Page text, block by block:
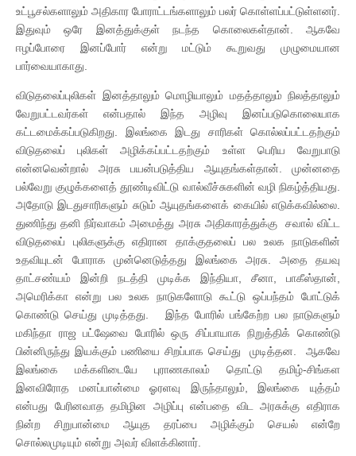
உட்பூசல்களாலும் அதிகார போராட்டங்களாலும் பலர் கொள்ளப்பட்டுள்ளனர்.
இதுவும் ஒரே இனத்துக்குள் நடந்த கொலைகள்தான். ஆகவே
ஈழப்போரை இனப்போர் என்று மட்டும் கூறுவது முழுமையான
பார்வையாகாது.
விடுதலைப்புலிகள் இனத்தாலும் மொழியாலும் மதத்தாலும் நிலத்தாலும்
வேறுபட்டவர்கள் என்பதால் இந்த அழிவு இனப்படுகொலையாக
கட்டமைக்கப்படுகிறது. இலங்கை இடது சாரிகள் கொல்லப்பட்டதற்கும்
விடுதலைப் புலிகள் அழிக்கப்பட்டதற்கும் உள்ள பெரிய வேறுபாடு
என்னவென்றால் அரசு பயன்படுத்திய ஆயுதங்கள்தான். முன்னதை
பல்வேறு குழுக்களைத் தூண்டிவிட்டு வால்வீச்சுகளின் வழி நிகழ்த்தியது.
அதோடு இடதுசாரிகளும் சுடும் ஆயுதங்களைக் கையில் எடுக்கவில்லை.
துணிந்து தனி நிர்வாகம் அமைத்து அரசு அதிகாரத்துக்கு சவால் விட்ட
விடுதலைப் புலிகளுக்கு எதிரான தாக்குதலைப் பல உலக நாடுகளின்
உதவியுடன் போராக முன்னெடுத்தது இலங்கை அரசு. அதை தயவு
தாட்சண்யம் இன்றி நடத்தி முடிக்க இந்தியா, சீனா, பாகீஸ்தான்,
அமெரிக்கா என்று பல உலக நாடுகளோடு கூட்டு ஒப்பந்தம் போட்டுக்
கொண்டு செய்து முடித்தது. இந்த போரில் பங்கேற்ற பல நாடுகளும்
மகிந்தா ராஜ பட்ஷேவை போரில் ஒரு சிப்பாயாக நிறுத்திக் கொண்டு
பின்னிருந்து இயக்கும் பணியை சிறப்பாக செய்து முடித்தன. ஆகவே
இலங்கை மக்களிடையே புராணகாலம் தொட்டு தமிழ்-சிங்கள
இனவிரோத மனப்பான்மை ஓரளவு இருந்தாலும், இலங்கை யுத்தம்
என்பது பேரினவாத தமிழின அழிப்பு என்பதை விட அரசுக்கு எதிராக
நின்ற சிறுபான்மை ஆயுத தரப்பை அழிக்கும் செயல் என்றே
சொல்லமுடியும் என்று அவர் விளக்கினார்.